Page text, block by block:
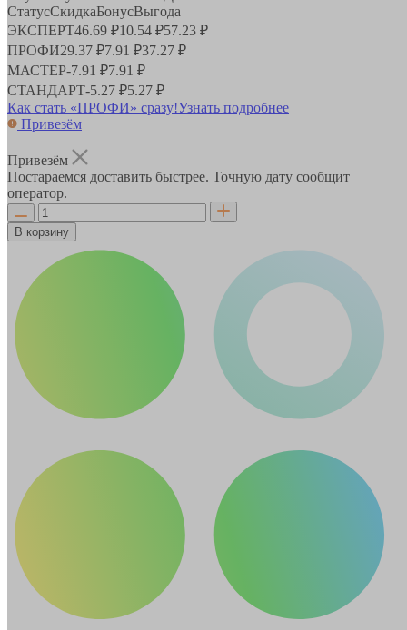
СтатусСкидкаБонусВыгода
ЭКСПЕРТ46.69 ₽10.54 ₽57.23 ₽
ПРОФИ29.37 ₽7.91 ₽37.27 ₽
МАСТЕР-7.91 ₽7.91 ₽
СТАНДАРТ-5.27 ₽5.27 ₽
Как стать «ПРОФИ» сразу!Узнать подробнее
Привезём
Привезём
Постараемся доставить быстрее. Точную дату сообщит
оператор.
В корзину